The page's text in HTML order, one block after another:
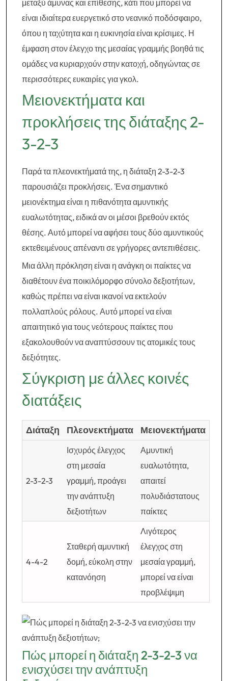
μεταξύ άμυνας και επίθεσης, κάτι που μπορεί να
είναι ιδιαίτερα ευεργετικό στο νεανικό ποδόσφαιρο,
όπου η ταχύτητα και η ευκινησία είναι κρίσιμες. Η
έμφαση στον έλεγχο της μεσαίας γραμμής βοηθά τις
ομάδες να κυριαρχούν στην κατοχή, οδηγώντας σε
περισσότερες ευκαιρίες για γκολ.
Μειονεκτήματα και
προκλήσεις της διάταξης 2-
3-2-3
Παρά τα πλεονεκτήματά της, η διάταξη 2-3-2-3
παρουσιάζει προκλήσεις. Ένα σημαντικό
μειονέκτημα είναι η πιθανότητα αμυντικής
ευαλωτότητας, ειδικά αν οι μέσοι βρεθούν εκτός
θέσης. Αυτό μπορεί να αφήσει τους δύο αμυντικούς
εκτεθειμένους απέναντι σε γρήγορες αντεπιθέσεις.
Μια άλλη πρόκληση είναι η ανάγκη οι παίκτες να
διαθέτουν ένα ποικιλόμορφο σύνολο δεξιοτήτων,
καθώς πρέπει να είναι ικανοί να εκτελούν
πολλαπλούς ρόλους. Αυτό μπορεί να είναι
απαιτητικό για τους νεότερους παίκτες που
εξακολουθούν να αναπτύσσουν τις ατομικές τους
δεξιότητες.
Σύγκριση με άλλες κοινές
διατάξεις
Διάταξη Πλεονεκτήματα Μειονεκτήματα
2-3-2-3
Ισχυρός έλεγχος
στη μεσαία
γραμμή, προάγει
την ανάπτυξη
δεξιοτήτων
Αμυντική
ευαλωτότητα,
απαιτεί
πολυδιάστατους
παίκτες
4-4-2
Σταθερή αμυντική
δομή, εύκολη στην
κατανόηση
Λιγότερος
έλεγχος στη
μεσαία γραμμή,
μπορεί να είναι
προβλέψιμη
Πώς μπορεί η διάταξη 2-3-2-3 να
ενισχύσει την ανάπτυξη